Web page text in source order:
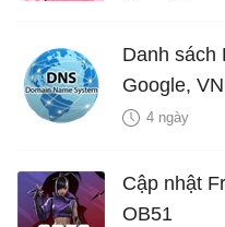
Danh sách
Google,
4 ngày
Cập nhật
OB51